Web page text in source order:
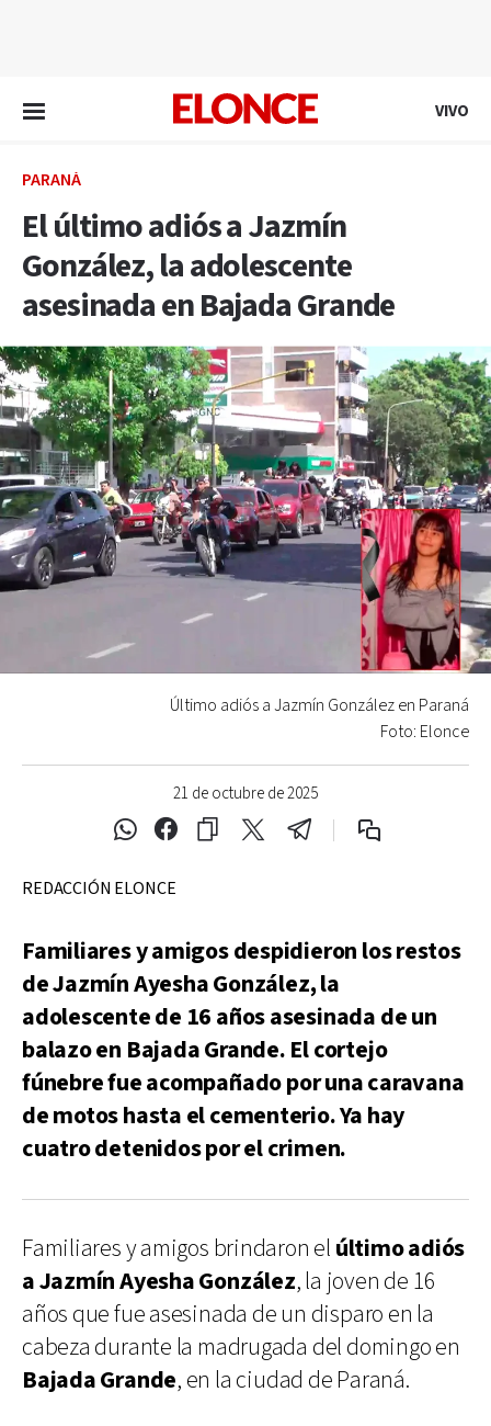
VIVO
PARANÁ
El último adiós a Jazmín
González, la adolescente
asesinada en Bajada Grande
21 de octubre de 2025
Último adiós a Jazmín González en Paraná
Foto: Elonce
REDACCIÓN ELONCE
Familiares y amigos despidieron los restos
de Jazmín Ayesha González, la
adolescente de 16 años asesinada de un
balazo en Bajada Grande. El cortejo
fúnebre fue acompañado por una caravana
de motos hasta el cementerio. Ya hay
cuatro detenidos por el crimen.
Familiares y amigos brindaron el último adiós
a Jazmín Ayesha González, la joven de 16
años que fue asesinada de un disparo en la
cabeza durante la madrugada del domingo en
Bajada Grande, en la ciudad de Paraná.